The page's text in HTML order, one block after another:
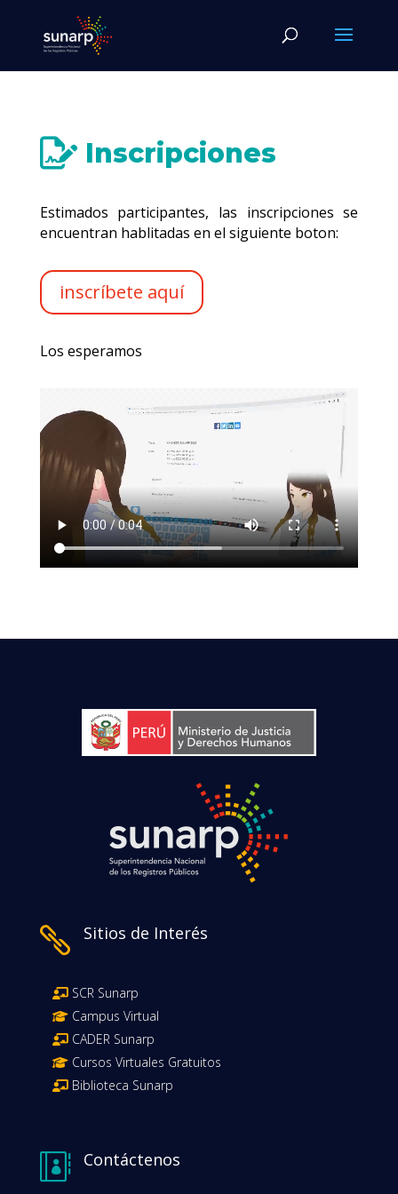
Inscripciones
Estimados participantes, las inscripciones se
encuentran hablitadas en el siguiente boton:
inscríbete aquí
Los esperamos
 Sitios de Interés
SCR Sunarp
Campus Virtual
CADER Sunarp
Cursos Virtuales Gratuitos
Biblioteca Sunarp
 Contáctenos